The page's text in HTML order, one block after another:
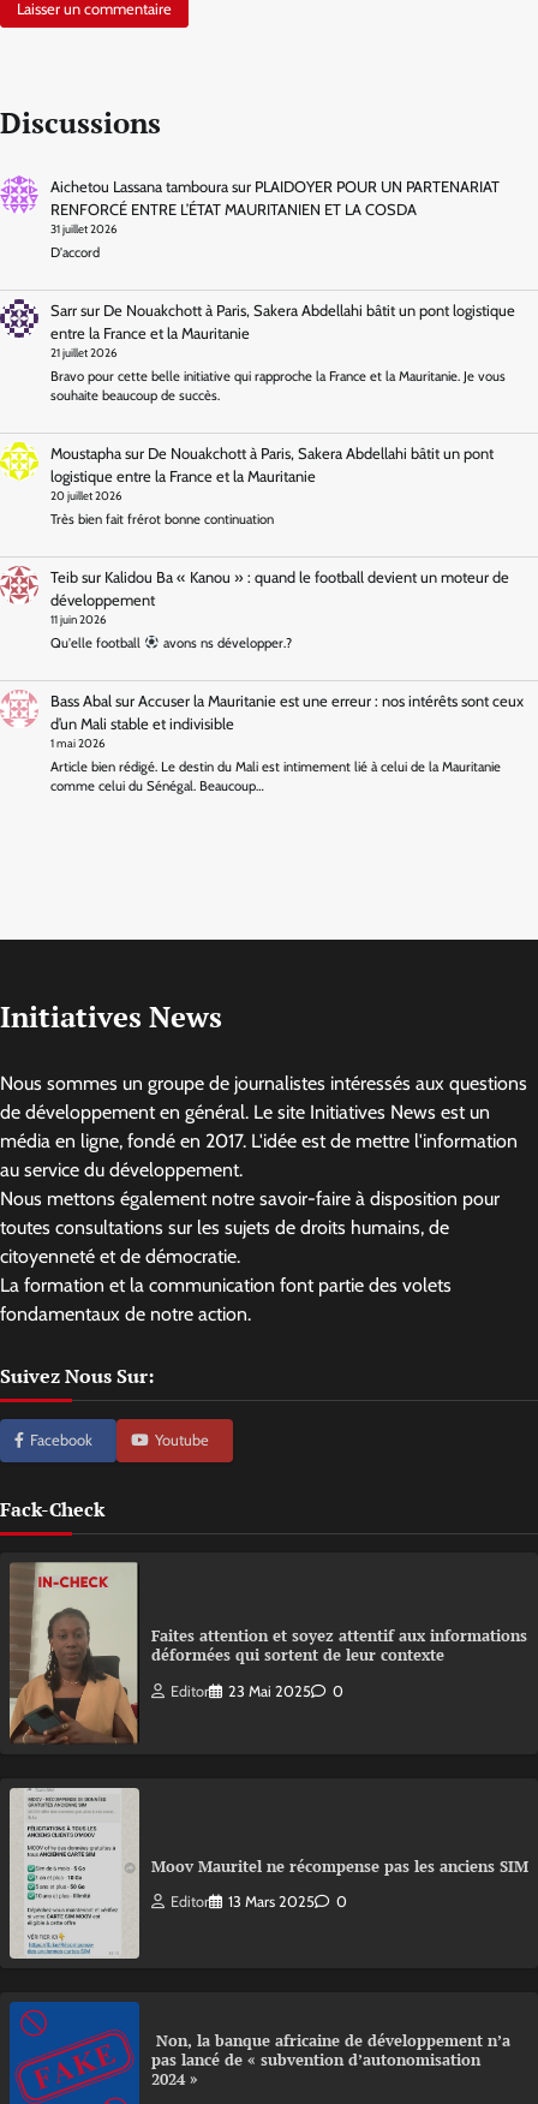
Discussions
Aichetou Lassana tambourasur PLAIDOYER POUR UN PARTENARIAT
RENFORCÉ ENTRE L’ÉTAT MAURITANIEN ET LA COSDA
31 juillet 2026
D'accord
Sarrsur De Nouakchott à Paris, Sakera Abdellahi bâtit un pont logistique
entre la France et la Mauritanie
21 juillet 2026
Bravo pour cette belle initiative qui rapproche la France et la Mauritanie. Je vous
souhaite beaucoup de succès.
Moustaphasur De Nouakchott à Paris, Sakera Abdellahi bâtit un pont
logistique entre la France et la Mauritanie
20 juillet 2026
Très bien fait frérot bonne continuation
Teibsur Kalidou Ba « Kanou » : quand le football devient un moteur de
développement
11 juin 2026
Qu'elle football avons ns développer.?
Bass Abal sur Accuser la Mauritanie est une erreur : nos intérêts sont ceux
d’un Mali stable et indivisible
1 mai 2026
Article bien rédigé. Le destin du Mali est intimement lié à celui de la Mauritanie
comme celui du Sénégal. Beaucoup…
Initiatives News
Nous sommes un groupe de journalistes intéressés aux questions
de développement en général. Le site Initiatives News est un
média en ligne, fondé en 2017. L'idée est de mettre l'information
au service du développement.
Nous mettons également notre savoir-faire à disposition pour
toutes consultations sur les sujets de droits humains, de
citoyenneté et de démocratie.
La formation et la communication font partie des volets
fondamentaux de notre action.
Suivez Nous Sur:
Facebook Youtube
Fack-Check
Faites attention et soyez attentif aux informations
déformées qui sortent de leur contexte
Editor 23 Mai 2025 0
Moov Mauritel ne récompense pas les anciens SIM
Editor 13 Mars 2025 0
Non, la banque africaine de développement n’a
pas lancé de « subvention d’autonomisation
2024 »